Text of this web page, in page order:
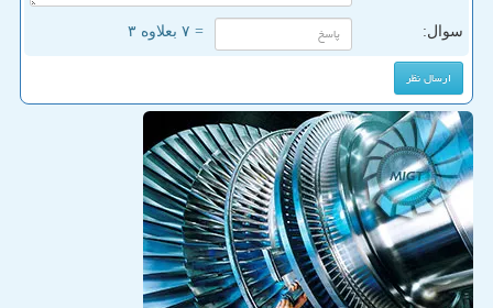
سوال: = ۷ بعلاوه ۳